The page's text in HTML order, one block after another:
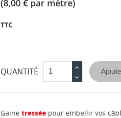
(8,00 € par mètre)
TTC
QUANTITÉ
Gaine tressée pour embellir vos